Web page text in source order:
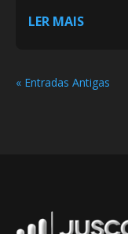
LER MAIS
« Entradas Antigas